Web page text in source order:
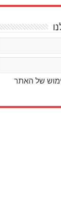
של האתר